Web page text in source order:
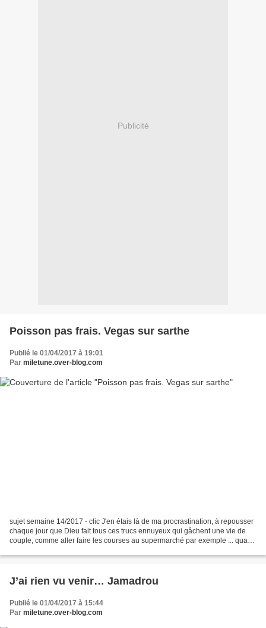
Publicité
Poisson pas frais. Vegas sur sarthe
Publié le 01/04/2017 à 19:01
Par miletune.over-blog.com
sujet semaine 14/2017 - clic J'en étais là de ma procrastination, à repousser
chaque jour que Dieu fait tous ces trucs ennuyeux qui gâchent une vie de
couple, comme aller faire les courses au supermarché par exemple ... quand
J’ai rien vu venir… Jamadrou
Publié le 01/04/2017 à 15:44
Par miletune.over-blog.com